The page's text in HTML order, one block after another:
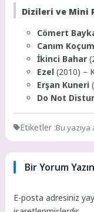
Dizileri ve Mini
Cömert
Canım Koçum
İkinci Bahar
Ezel (2010) –
Erşan Kuneri
Do Not
Etiketler :Bu
Bir Yorum Yazın
E-posta adresiniz